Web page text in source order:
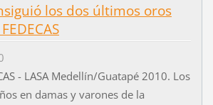
los dos últimos oros
- LASA Medellín/Guatapé 2010. Los
en damas y varones de la